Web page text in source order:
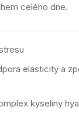
celého dne.
elasticity a
kyseliny